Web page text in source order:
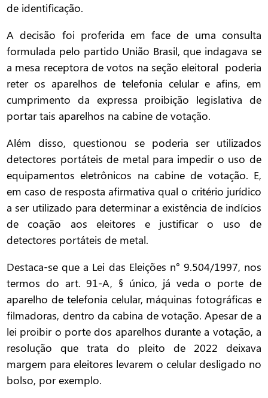
de identificação.
A decisão foi proferida em face de uma consulta
formulada pelo partido União Brasil, que indagava se
a mesa receptora de votos na seção eleitoral poderia
reter os aparelhos de telefonia celular e afins, em
cumprimento da expressa proibição legislativa de
portar tais aparelhos na cabine de votação.
Além disso, questionou se poderia ser utilizados
detectores portáteis de metal para impedir o uso de
equipamentos eletrônicos na cabine de votação. E,
em caso de resposta afirmativa qual o critério jurídico
a ser utilizado para determinar a existência de indícios
de coação aos eleitores e justificar o uso de
detectores portáteis de metal.
Destaca-se que a Lei das Eleições n° 9.504/1997, nos
termos do art. 91-A, § único, já veda o porte de
aparelho de telefonia celular, máquinas fotográficas e
filmadoras, dentro da cabina de votação. Apesar de a
lei proibir o porte dos aparelhos durante a votação, a
resolução que trata do pleito de 2022 deixava
margem para eleitores levarem o celular desligado no
bolso, por exemplo.